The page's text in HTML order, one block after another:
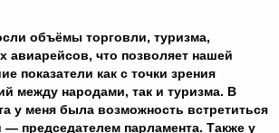
объёмы торговли, туризма,
авиарейсов, что позволяет нашей
показатели как с точки зрения
между народами, так и туризма. В
у меня была возможность встретиться
— председателем парламента. Также у